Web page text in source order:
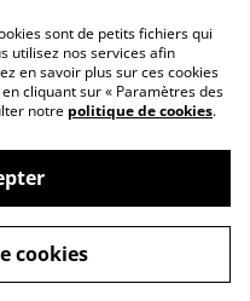
Conditions
Politique de cookies
powered by
sont de petits fichiers qui
utilisez nos services afin
en savoir plus sur ces cookies
cliquant sur « Paramètres des
notre politique de cookies.
cookies